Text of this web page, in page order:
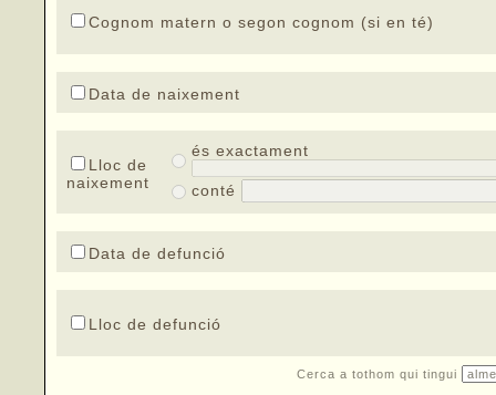
Cognom matern o segon cognom (si en té)
Data de naixement
Lloc de
naixement
és exactament
conté
Data de defunció
Lloc de defunció
Cerca a tothom qui tingui